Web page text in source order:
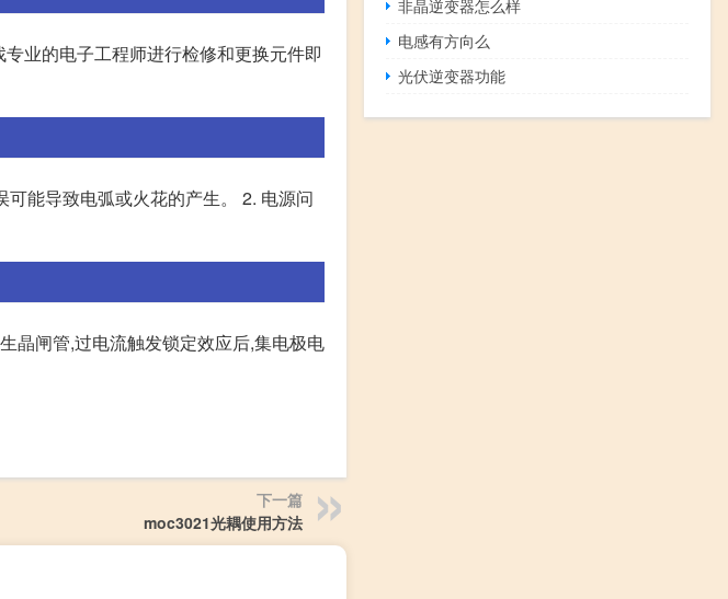
业的电子工程师进行检修和更换元件即
能导致电弧或火花的产生。 2. 电源问
晶闸管,过电流触发锁定效应后,集电极电
下一篇
moc3021光耦使用方法
非晶逆变器怎么样
电感有方向么
光伏逆变器功能